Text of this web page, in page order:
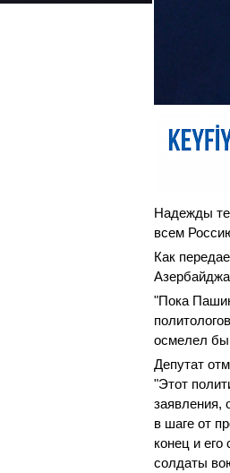
Надежды
всем
Как
"Пока
осмелел бы
Депутат
"Этот
заявления,
в шаге от
конец и
солдаты